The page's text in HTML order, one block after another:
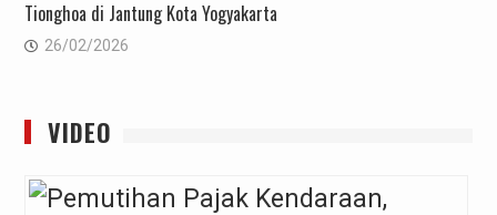
Tionghoa di Jantung Kota Yogyakarta
26/02/2026
VIDEO